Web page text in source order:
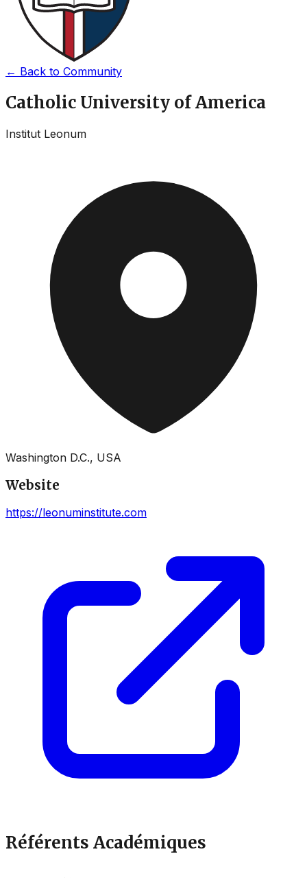
← Back to Community
Catholic University of America
Institut Leonum
Washington D.C., USA
Website
https://leonuminstitute.com
Référents Académiques